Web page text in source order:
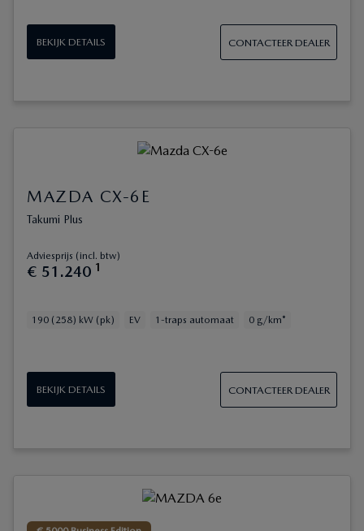
BEKIJK DETAILS CONTACTEER DEALER
MAZDA CX-6E
Takumi Plus
Adviesprijs (incl. btw)
€ 51 .240 1
190 (258) kW (pk) EV 1-traps automaat 0 g/km*
BEKIJK DETAILS CONTACTEER DEALER